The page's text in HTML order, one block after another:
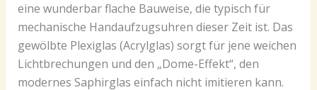
eine wunderbar flache Bauweise, die typisch für
mechanische Handaufzugsuhren dieser Zeit ist. Das
gewölbte Plexiglas (Acrylglas) sorgt für jene weichen
Lichtbrechungen und den „Dome-Effekt“, den
modernes Saphirglas einfach nicht imitieren kann.